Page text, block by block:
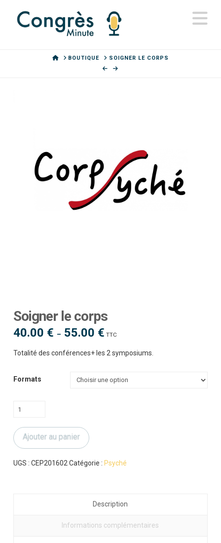
HOMEBOUTIQUE SOIGNER LE CORPS
Soigner le corps
40.00 € – 55.00 €Plage
de
40.00 €
à
TTC
Totalité des conférences+ les 2 symposiums.
Formats
quantité
Soigner
le
corps
Ajouter au panier
UGS : CEP201602 Catégorie : Psyché
Description
Informations complémentaires